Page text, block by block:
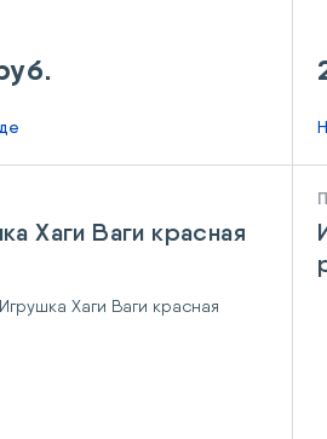
Хаги Ваги красная